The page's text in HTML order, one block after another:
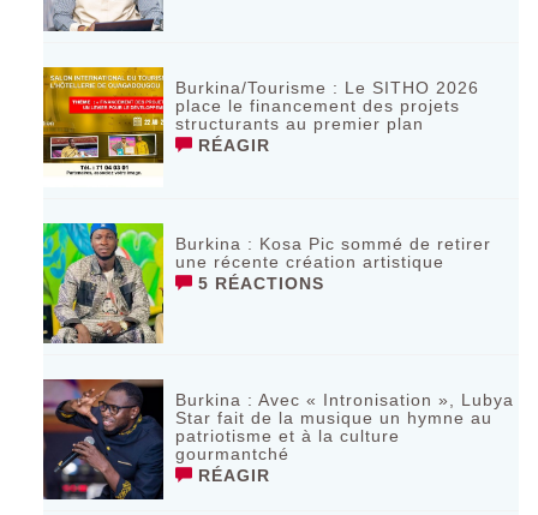
Burkina/Tourisme : Le SITHO 2026
place le financement des projets
structurants au premier plan
RÉAGIR
Burkina : Kosa Pic sommé de retirer
une récente création artistique
5 RÉACTIONS
Burkina : Avec « Intronisation », Lubya
Star fait de la musique un hymne au
patriotisme et à la culture
gourmantché
RÉAGIR